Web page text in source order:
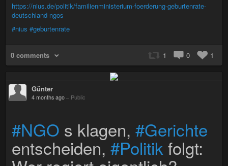
https://nius.de/politik/familienministerium-foerderung-geburtenrate-
deutschland-ngos
#nius #geburtenrate
0 comments 1 0 1
Günter
4 months ago – Public
#NGO s klagen, #Gerichte
entscheiden,#Politik folgt: